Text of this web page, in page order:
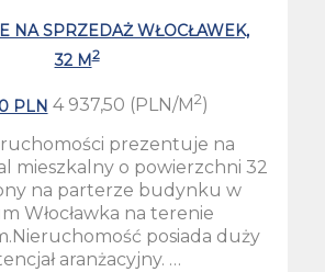
NA SPRZEDAŻ WŁOCŁAWEK,
32 M2
PLN 4 937,50 (PLN/M2)
prezentuje na
mieszkalny o powierzchni 32
na parterze budynku w
Włocławka na terenie
posiada duży
aranżacyjny. …